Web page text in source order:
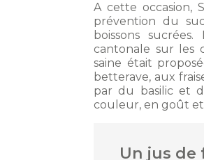
A cette occasion,
prévention du
boissons
cantonale sur les
saine était
betterave, aux
par du basilic et
couleur, en goût et
Un jus de